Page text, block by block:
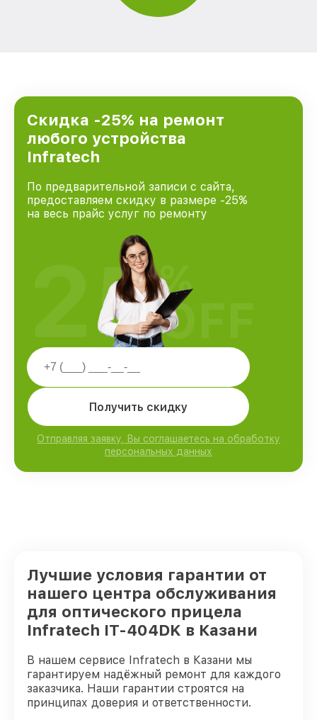
Скидка -25% на ремонт
любого устройства
Infratech
По предварительной записи с сайта,
предоставляем скидку в размере -25%
на весь прайс услуг по ремонту
Получить скидку
Отправляя заявку, Вы соглашаетесь на обработку
персональных данных
25%
OFF
Лучшие условия гарантии от
нашего центра обслуживания
для оптического прицела
Infratech IT-404DK в Казани
В нашем сервисе Infratech в Казани мы
гарантируем надёжный ремонт для каждого
заказчика. Наши гарантии строятся на
принципах доверия и ответственности.